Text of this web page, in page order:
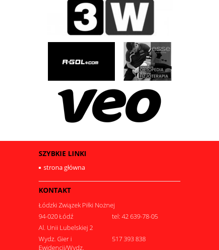
SZYBKIE LINKI
strona główna
KONTAKT
Łódzki Związek Piłki Nożnej
94-020 Łódź
tel: 42 639-78-05
Al. Unii Lubelskiej 2
Wydz. Gier i
Ewidencji/Wydz.
517 393 838